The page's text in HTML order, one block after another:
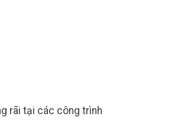
rãi tại các công trình